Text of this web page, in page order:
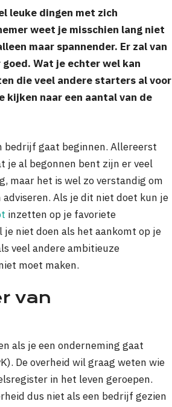
leuke dingen met zich
weet je misschien lang niet
maar spannender. Er zal van
Wat je echter wel kan
die veel andere starters al voor
kijken naar een aantal van de
bedrijf gaat beginnen. Allereerst
je al begonnen bent zijn er veel
maar het is wel zo verstandig om
Als je dit niet doet kun je
inzetten op je favoriete
niet doen als het aankomt op je
veel andere ambitieuze
moet maken.
van
als je een onderneming gaat
De overheid wil graag weten wie
in het leven geroepen.
dus niet als een bedrijf gezien